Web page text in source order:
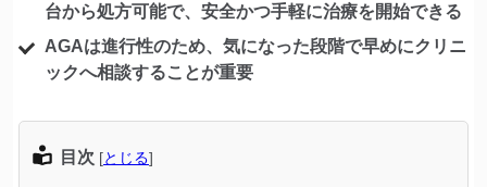
台から処方可能で、安全かつ手軽に治療を開始できる
AGAは進行性のため、気になった段階で早めにクリニ
ックへ相談することが重要
目次 [とじる]